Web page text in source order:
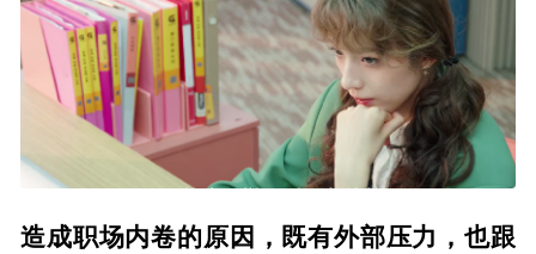
造成职场内卷的原因，既有外部压力，也跟